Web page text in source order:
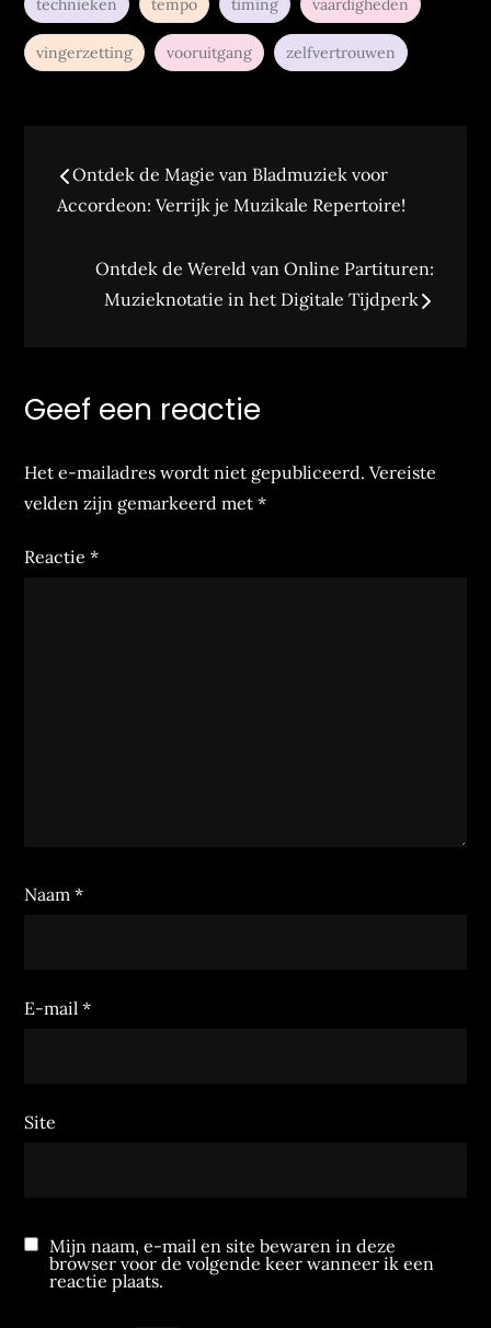
technieken tempo timing vaardigheden
vingerzetting vooruitgang zelfvertrouwen
Berichtnavigatie
Ontdek de Magie van Bladmuziek voor
Accordeon: Verrijk je Muzikale Repertoire!
Ontdek de Wereld van Online Partituren:
Muzieknotatie in het Digitale Tijdperk
Geef een reactie
Het e-mailadres wordt niet gepubliceerd. Vereiste
velden zijn gemarkeerd met*
Reactie*
Naam*
E-mail*
Site
Mijn naam, e-mail en site bewaren in deze
browser voor de volgende keer wanneer ik een
reactie plaats.